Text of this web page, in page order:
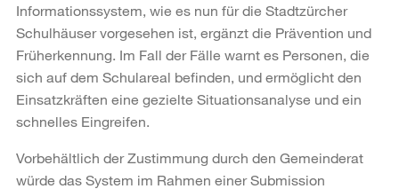
Informationssystem, wie es nun für die Stadtzürcher
Schulhäuser vorgesehen ist, ergänzt die Prävention und
Früherkennung. Im Fall der Fälle warnt es Personen, die
sich auf dem Schulareal befinden, und ermöglicht den
Einsatzkräften eine gezielte Situationsanalyse und ein
schnelles Eingreifen.
Vorbehältlich der Zustimmung durch den Gemeinderat
würde das System im Rahmen einer Submission